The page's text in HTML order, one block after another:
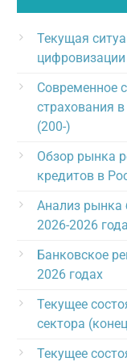
Текущая
цифровизации
Современное
страхования
(200-)
Обзор рынка
кредитов в
Анализ рынка
2026-2026
Банковское
2026 годах
Текущее
сектора
Текущее